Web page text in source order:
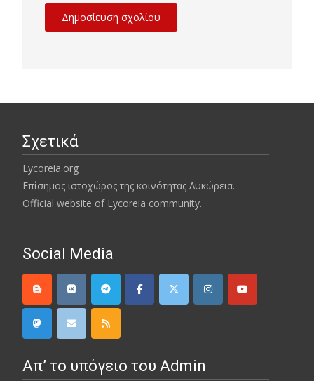
Σχετικά
Lycoreia.org
Επίσημος ιστοχώρος της κοινότητας Λυκώρεια.
Official website of Lycoreia community.
Social Media
Απ’ το υπόγειο του Admin